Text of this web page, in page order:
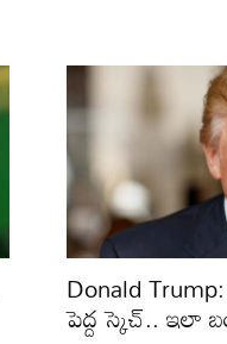
Donald
పెద్ద స్కెచ్.. ఇలా